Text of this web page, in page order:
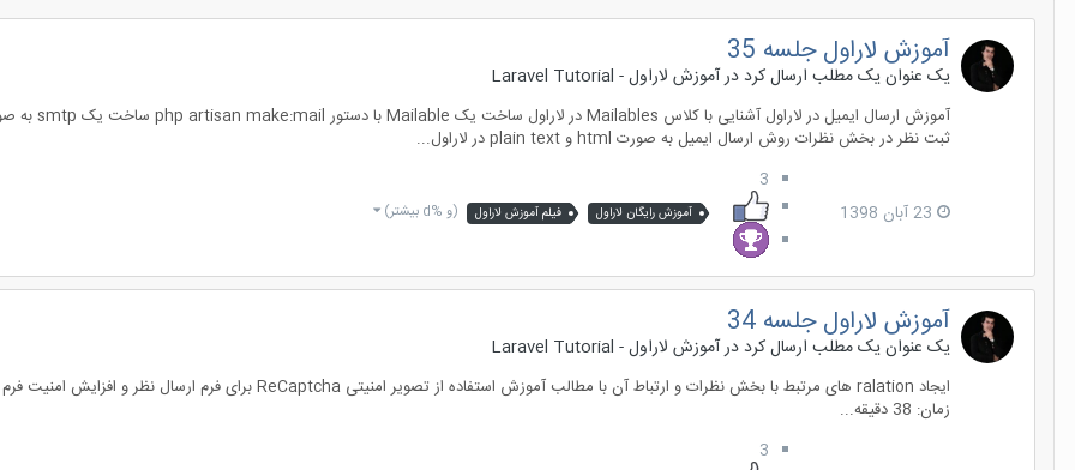
آموزش لاراول جلسه 35
یک عنوان یک مطلب ارسال کرد درآموزش لاراول - Laravel Tutorial
ثبت نظر در بخش نظرات روش ارسال ایمیل به صورت html و plain text در لاراول...
23 آبان 1398
3
آموزش رایگان لاراول فیلم آموزش لاراول (و %d بیشتر)
آموزش لاراول جلسه 34
یک عنوان یک مطلب ارسال کرد درآموزش لاراول - Laravel Tutorial
زمان: 38 دقیقه...
3